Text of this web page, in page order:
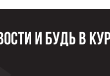
и будь в